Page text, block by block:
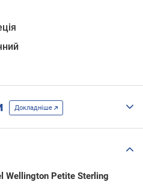
Докладніше
Wellington Petite Sterling